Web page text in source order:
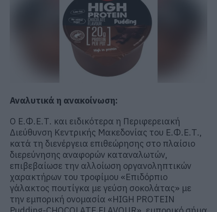
Αναλυτικά η ανακοίνωση:
Ο Ε.Φ.Ε.Τ. και ειδικότερα η Περιφερειακή
Διεύθυνση Κεντρικής Μακεδονίας του Ε.Φ.Ε.Τ.,
κατά τη διενέργεια επιθεώρησης στο πλαίσιο
διερεύνησης αναφορών καταναλωτών,
επιβεβαίωσε την αλλοίωση οργανοληπτικών
χαρακτήρων του τροφίμου «Eπιδόρπιο
γάλακτος πουτίγκα με γεύση σοκολάτας» με
την εμπορική ονομασία «HIGH PROTEIN